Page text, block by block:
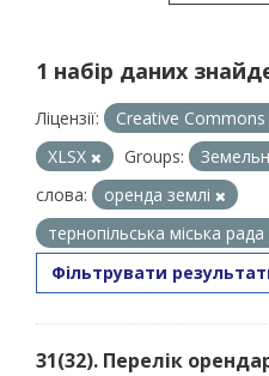
1 набір даних
Ліцензії: Creative
XLSX
Groups:
слова:
оренда землі
тернопільська міська рада
Фільтрувати
31(32). Перелік